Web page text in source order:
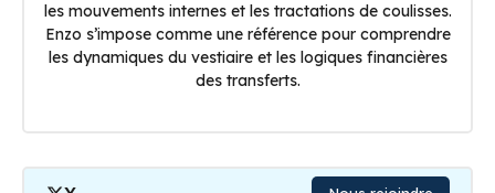
les mouvements internes et les tractations de coulisses.
Enzo s’impose comme une référence pour comprendre
les dynamiques du vestiaire et les logiques financières
des transferts.